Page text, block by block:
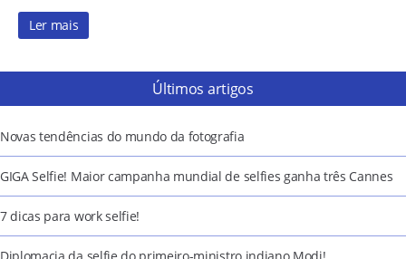
Ler mais
Últimos artigos
Novas tendências do mundo da fotografia
GIGA Selfie! Maior campanha mundial de selfies ganha três Cannes
7 dicas para work selfie!